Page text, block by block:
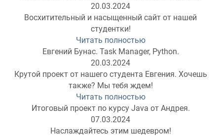
20.03.2024
Восхитительный и насыщенный сайт от нашей
студентки!
Читать полностью
Евгений Бунас. Task Manager, Python.
20.03.2024
Крутой проект от нашего студента Евгения. Хочешь
также? Мы тебя ждем!
Читать полностью
Итоговый проект по курсу Java от Андрея.
07.03.2024
Наслаждайтесь этим шедевром!